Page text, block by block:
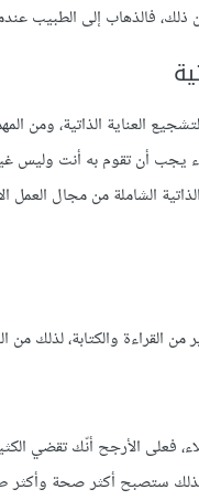
فالذهاب إلى الطبيب
العناية الذاتية، ومن
أن تقوم به أنت وليس
الشاملة من مجال العمل
من القراءة والكتابة، لذلك
فعلى الأرجح أنّك تقضي
ستصبح أكثر صحة وأكثر